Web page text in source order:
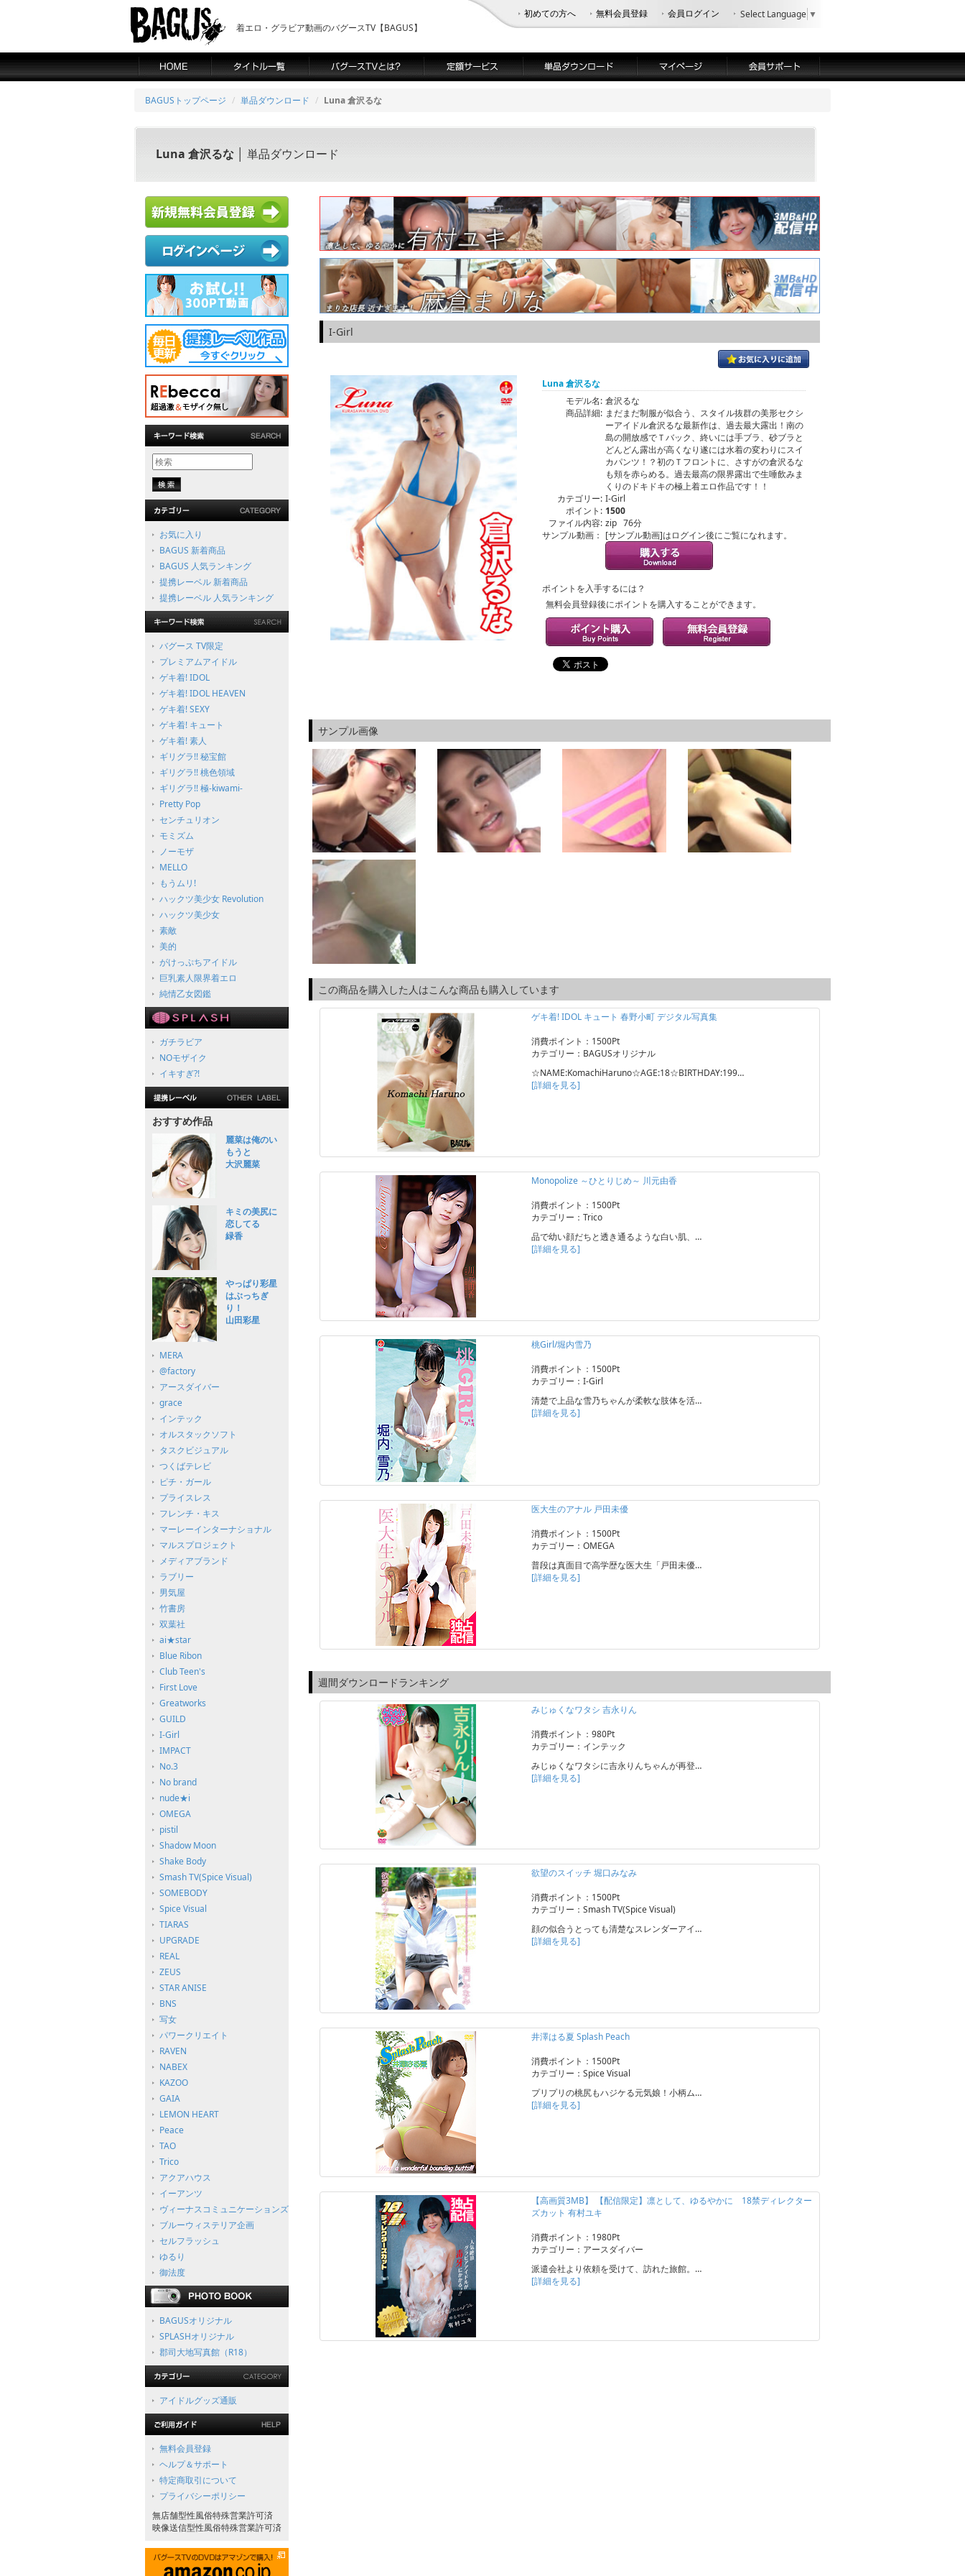
着エロ・グラビア動画のバグースTV【BAGUS】
初めての方へ 無料会員登録 会員ログイン Select Language ▼
BAGUSトップページ 単品ダウンロード Luna 倉沢るな
Luna 倉沢るな │ 単品ダウンロード
お気に入り
BAGUS 新着商品
BAGUS 人気ランキング
提携レーベル 新着商品
提携レーベル 人気ランキング
バグース TV限定
プレミアムアイドル
ゲキ着! IDOL
ゲキ着! IDOL HEAVEN
ゲキ着! SEXY
ゲキ着! キュート
ゲキ着! 素人
ギリグラ!! 秘宝館
ギリグラ!! 桃色領域
ギリグラ!! 極-kiwami-
Pretty Pop
センチュリオン
モミズム
ノーモザ
MELLO
もうムリ!
ハックツ美少女 Revolution
ハックツ美少女
素敵
美的
がけっぷちアイドル
巨乳素人限界着エロ
純情乙女図鑑
ガチラビア
NOモザイク
イキすぎ?!
おすすめ作品
麗菜は俺のい
もうと
大沢麗菜
キミの美尻に
恋してる
緑香
やっぱり彩星
はぶっちぎ
り！
山田彩星
MERA
@factory
アースダイバー
grace
インテック
オルスタックソフト
タスクビジュアル
つくばテレビ
ピチ・ガール
プライスレス
フレンチ・キス
マーレーインターナショナル
マルスプロジェクト
メディアブランド
ラブリー
男気屋
竹書房
双葉社
ai★star
Blue Ribon
Club Teen's
First Love
Greatworks
GUILD
I-Girl
IMPACT
No.3
No brand
nude★i
OMEGA
pistil
Shadow Moon
Shake Body
Smash TV(Spice Visual)
SOMEBODY
Spice Visual
TIARAS
UPGRADE
REAL
ZEUS
STAR ANISE
BNS
写女
パワークリエイト
RAVEN
NABEX
KAZOO
GAIA
LEMON HEART
Peace
TAO
Trico
アクアハウス
イーアンツ
ヴィーナスコミュニケーションズ
ブルーウィステリア企画
セルフラッシュ
ゆるり
御法度
BAGUSオリジナル
SPLASHオリジナル
郡司大地写真館（R18）
アイドルグッズ通販
無料会員登録
ヘルプ＆サポート
特定商取引について
プライバシーポリシー
無店舗型性風俗特殊営業許可済
映像送信型性風俗特殊営業許可済
I-Girl
Luna 倉沢るな
モデル名: 倉沢るな
商品詳細: まだまだ制服が似合う、スタイル抜群の美形セクシ
ーアイドル倉沢るな最新作は、過去最大露出！南の
島の開放感でＴバック、終いには手ブラ、砂ブラと
どんどん露出が高くなり遂には水着の変わりにスイ
カパンツ！？初のＴフロントに、さすがの倉沢るな
も頬を赤らめる。過去最高の限界露出で生唾飲みま
くりのドキドキの極上着エロ作品です！！
カテゴリー: I-Girl
ポイント: 1500
ファイル内容: zip 76分
サンプル動画： [サンプル動画]はログイン後にご覧になれます。
ポイントを入手するには？
無料会員登録後にポイントを購入することができます。
サンプル画像
この商品を購入した人はこんな商品も購入しています
ゲキ着! IDOL キュート 春野小町 デジタル写真集
消費ポイント：1500Pt
カテゴリー：BAGUSオリジナル
☆NAME:KomachiHaruno☆AGE:18☆BIRTHDAY:199…
[詳細を見る]
Monopolize ～ひとりじめ～ 川元由香
消費ポイント：1500Pt
カテゴリー：Trico
品で幼い顔だちと透き通るような白い肌、…
[詳細を見る]
桃Girl/堀内雪乃
消費ポイント：1500Pt
カテゴリー：I-Girl
清楚で上品な雪乃ちゃんが柔軟な肢体を活…
[詳細を見る]
医大生のアナル 戸田未優
消費ポイント：1500Pt
カテゴリー：OMEGA
普段は真面目で高学歴な医大生「戸田未優…
[詳細を見る]
週間ダウンロードランキング
みじゅくなワタシ 吉永りん
消費ポイント：980Pt
カテゴリー：インテック
みじゅくなワタシに吉永りんちゃんが再登…
[詳細を見る]
欲望のスイッチ 堀口みなみ
消費ポイント：1500Pt
カテゴリー：Smash TV(Spice Visual)
顔の似合うとっても清楚なスレンダーアイ…
[詳細を見る]
井澤はる夏 Splash Peach
消費ポイント：1500Pt
カテゴリー：Spice Visual
プリプリの桃尻もハジケる元気娘！小柄ム…
[詳細を見る]
【高画質3MB】 【配信限定】凛として、ゆるやかに 18禁ディレクター
ズカット 有村ユキ
消費ポイント：1980Pt
カテゴリー：アースダイバー
派遣会社より依頼を受けて、訪れた旅館。…
[詳細を見る]